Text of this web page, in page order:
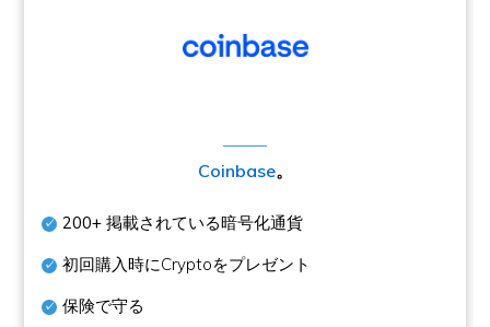
Coinbase。
200+ 掲載されている暗号化通貨
初回購入時にCryptoをプレゼント
保険で守る